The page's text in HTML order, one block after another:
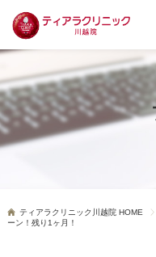
ティアラクリニック川越院 HOME
ーン！残り1ヶ月！